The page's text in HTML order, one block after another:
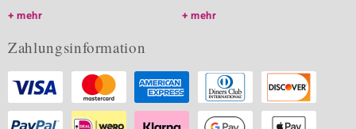
mehr
mehr
Zahlungsinformation